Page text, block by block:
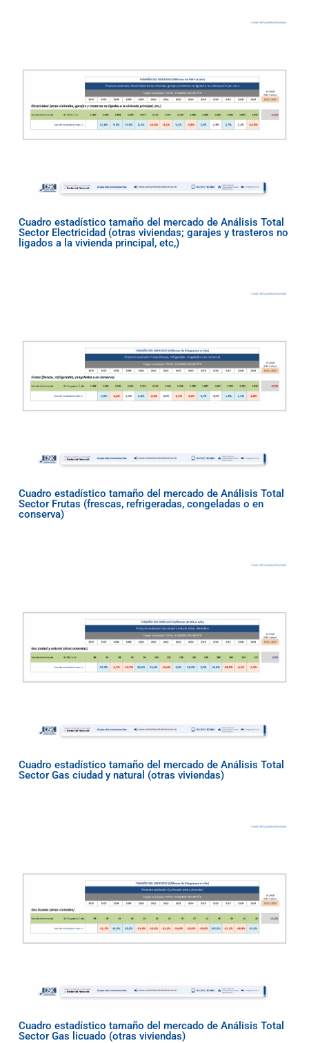
Cuadro estadístico tamaño del mercado de Análisis Total
Sector Electricidad (otras viviendas; garajes y trasteros no
ligados a la vivienda principal, etc,)
Cuadro estadístico tamaño del mercado de Análisis Total
Sector Frutas (frescas, refrigeradas, congeladas o en
conserva)
Cuadro estadístico tamaño del mercado de Análisis Total
Sector Gas ciudad y natural (otras viviendas)
Cuadro estadístico tamaño del mercado de Análisis Total
Sector Gas licuado (otras viviendas)